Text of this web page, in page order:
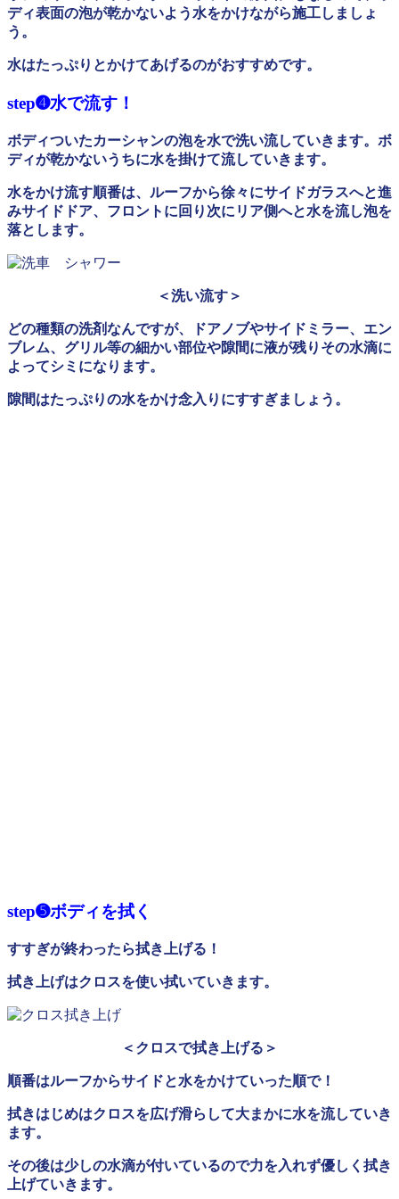
ディ表面の泡が乾かないよう水をかけながら施工しましょ
う。
水はたっぷりとかけてあげるのがおすすめです。
step➍水で流す！
ボディついたカーシャンの泡を水で洗い流していきます。ボ
ディが乾かないうちに水を掛けて流していきます。
水をかけ流す順番は、ルーフから徐々にサイドガラスへと進
みサイドドア、フロントに回り次にリア側へと水を流し泡を
落とします。
＜洗い流す＞
どの種類の洗剤なんですが、ドアノブやサイドミラー、エン
ブレム、グリル等の細かい部位や隙間に液が残りその水滴に
よってシミになります。
隙間はたっぷりの水をかけ念入りにすすぎましょう。
step➎ボディを拭く
すすぎが終わったら拭き上げる！
拭き上げはクロスを使い拭いていきます。
＜クロスで拭き上げる＞
順番はルーフからサイドと水をかけていった順で！
拭きはじめはクロスを広げ滑らして大まかに水を流していき
ます。
その後は少しの水滴が付いているので力を入れず優しく拭き
上げていきます。